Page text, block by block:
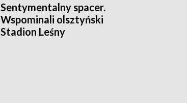
Sentymentalny spacer.
Wspominali olsztyński
Stadion Leśny